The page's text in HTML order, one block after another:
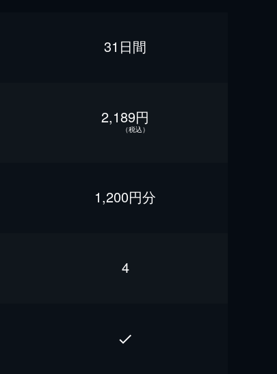
31日間
2,189円
（税込）
1,200円分
4